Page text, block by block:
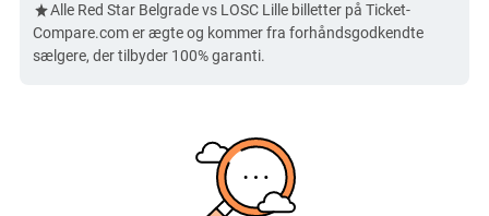
Alle Red Star Belgrade vs LOSC Lille billetter på Ticket-
Compare.com er ægte og kommer fra forhåndsgodkendte
sælgere, der tilbyder 100% garanti.